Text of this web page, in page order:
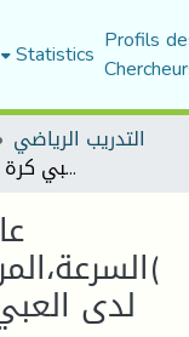
Statistics Profils
التدريب الرياضي
عالقة بعض الصفات البدنية )السرعة،المرونة،الرشاقة(بمراكز اللعب لدى العبي كرة القدم صنف اواسط
لدى